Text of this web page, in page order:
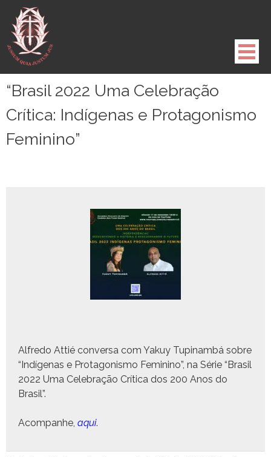
para
conteúdo
“Brasil 2022 Uma Celebração
Crítica: Indígenas e Protagonismo
Feminino”
Alfre­do Attié con­ver­sa com Yakuy Tupinam­bá sobre
“Indí­ge­nas e Pro­tag­o­nis­mo Fem­i­ni­no”, na Série “Brasil
2022 Uma Cel­e­bração Críti­ca dos 200 Anos do
Brasil”.
Acom­pan­he, aqui.